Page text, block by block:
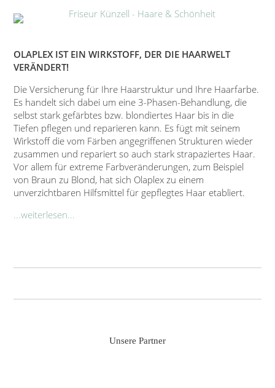
OLAPLEX IST EIN WIRKSTOFF, DER DIE HAARWELT
VERÄNDERT!
Die Versicherung für Ihre Haarstruktur und Ihre Haarfarbe.
Es handelt sich dabei um eine 3-Phasen-Behandlung, die
selbst stark gefärbtes bzw. blondiertes Haar bis in die
Tiefen pflegen und reparieren kann. Es fügt mit seinem
Wirkstoff die vom Färben angegriffenen Strukturen wieder
zusammen und repariert so auch stark strapaziertes Haar.
Vor allem für extreme Farbveränderungen, zum Beispiel
von Braun zu Blond, hat sich Olaplex zu einem
unverzichtbaren Hilfsmittel für gepflegtes Haar etabliert.
...weiterlesen...
Unsere Partner